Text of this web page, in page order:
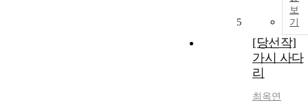
보
기
5
[당선작]
가시 사다
리
최옥연